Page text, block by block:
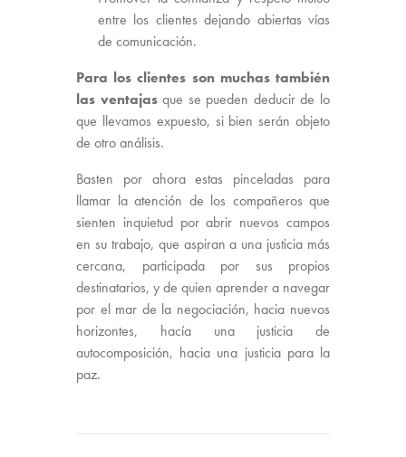
entre los clientes dejando abiertas vías
de comunicación.
Para los clientes son muchas también
las ventajasque se pueden deducir de lo
que llevamos expuesto, si bien serán objeto
de otro análisis.
Basten por ahora estas pinceladas para
llamar la atención de los compañeros que
sienten inquietud por abrir nuevos campos
en su trabajo, que aspiran a una justicia más
cercana, participada por sus propios
destinatarios, y de quien aprender a navegar
por el mar de la negociación, hacia nuevos
horizontes, hacía una justicia de
autocomposición, hacia una justicia para la
paz.